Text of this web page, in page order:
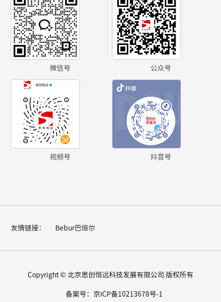
微信号 公众号
视频号 抖音号
友情链接： Bebur巴倍尔
Copyright © 北京思创恒远科技发展有限公司 版权所有
备案号：京ICP备10213678号-1